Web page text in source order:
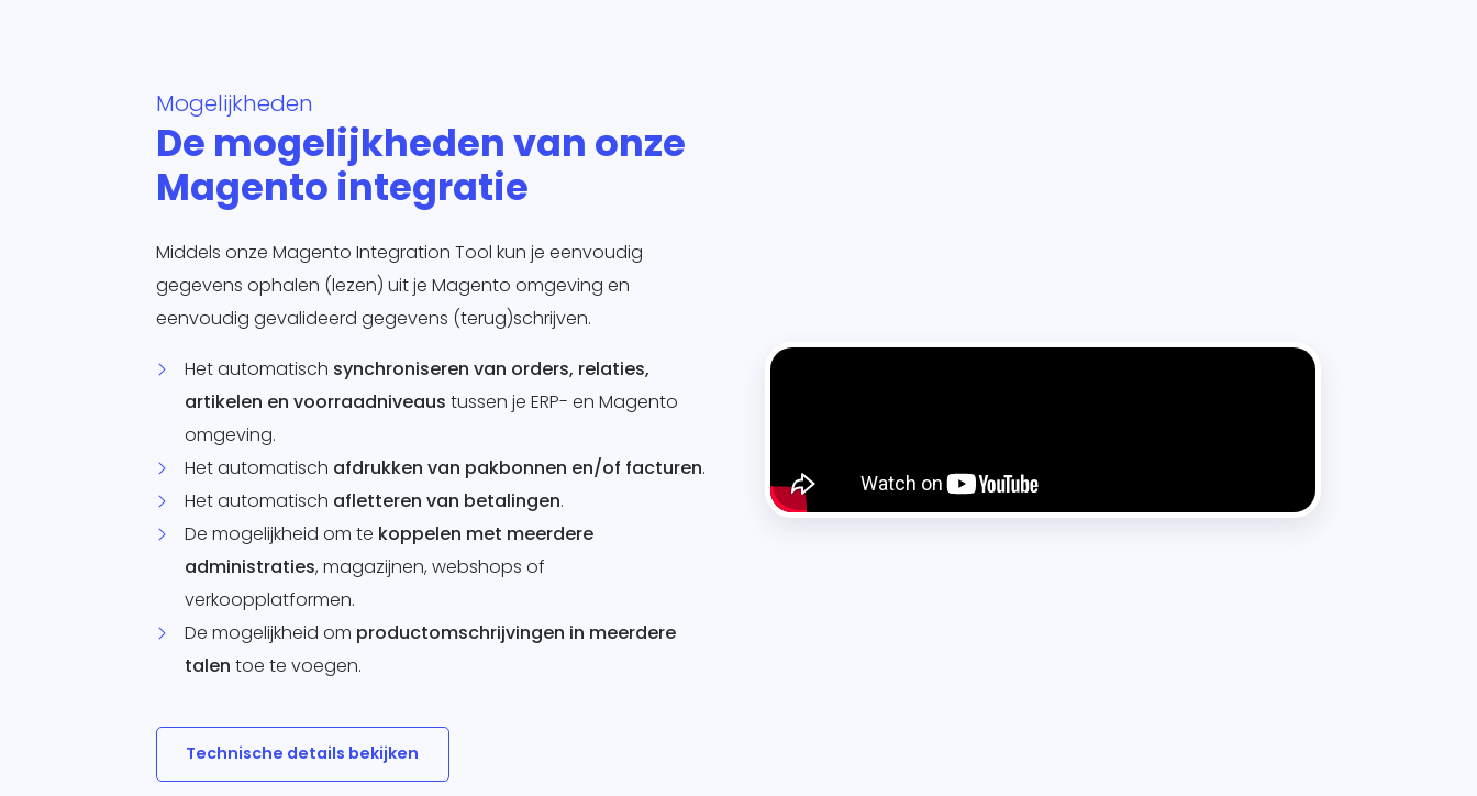
Mogelijkheden
De mogelijkheden van onze
Magento integratie
Middels onze Magento Integration Tool kun je eenvoudig
gegevens ophalen (lezen) uit je Magento omgeving en
eenvoudig gevalideerd gegevens (terug)schrijven.
Het automatisch synchroniseren van orders, relaties,
artikelen en voorraadniveaus tussen je ERP- en Magento
omgeving.
Het automatisch afdrukken van pakbonnen en/of facturen.
Het automatisch afletteren van betalingen.
De mogelijkheid om te koppelen met meerdere
administraties, magazijnen, webshops of
verkoopplatformen.
De mogelijkheid om productomschrijvingen in meerdere
talen toe te voegen.
Technische details bekijken